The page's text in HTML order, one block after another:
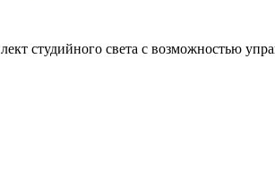
студийного света с возможностью